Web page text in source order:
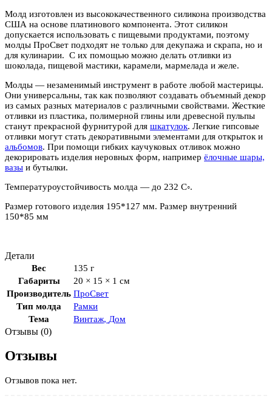
Молд изготовлен из высококачественного силикона производства
США на основе платинового компонента. Этот силикон
допускается использовать с пищевыми продуктами, поэтому
молды ПроСвет подходят не только для декупажа и скрапа, но и
для кулинарии. С их помощью можно делать отливки из
шоколада, пищевой мастики, карамели, мармелада и желе.
Молды — незаменимый инструмент в работе любой мастерицы.
Они универсальны, так как позволяют создавать объемный декор
из самых разных материалов с различными свойствами. Жесткие
отливки из пластика, полимерной глины или древесной пульпы
станут прекрасной фурнитурой для шкатулок. Легкие гипсовые
отливки могут стать декоративными элементами для открыток и
альбомов. При помощи гибких каучуковых отливок можно
декорировать изделия неровных форм, например ёлочные шары,
вазы и бутылки.
Температуроустойчивость молда — до 232 С◦.
Размер готового изделия 195*127 мм. Размер внутренний
150*85 мм
Детали
Вес
135 г
Габариты
20 × 15 × 1 см
Производитель ПроСвет
Тип молда
Рамки
Тема
Винтаж, Дом
Отзывы (0)
Отзывы
Отзывов пока нет.